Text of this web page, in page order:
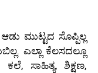
ಮುಟ್ಟದ ಸೊಪ್ಪಿಲ್ಲ
ಎಲ್ಲಾ ಕೆಲಸದಲ್ಲೂ
ಕಲೆ, ಸಾಹಿತ್ಯ, ಶಿಕ್ಷಣ,